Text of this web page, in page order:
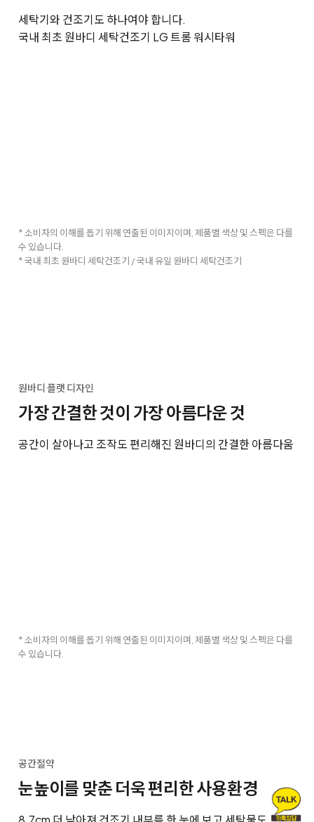
세탁기와 건조기도 하나여야 합니다.
국내 최초 원바디 세탁건조기 LG 트롬 워시타워
* 소비자의 이해를 돕기 위해 연출된 이미지이며, 제품별 색상 및 스펙은 다를
수 있습니다.
* 국내 최초 원바디 세탁건조기 / 국내 유일 원바디 세탁건조기
원바디 플랫 디자인
가장 간결한 것이 가장 아름다운 것
공간이 살아나고 조작도 편리해진 원바디의 간결한 아름다움
* 소비자의 이해를 돕기 위해 연출된 이미지이며, 제품별 색상 및 스펙은 다를
수 있습니다.
공간절약
눈높이를 맞춘 더욱 편리한 사용환경